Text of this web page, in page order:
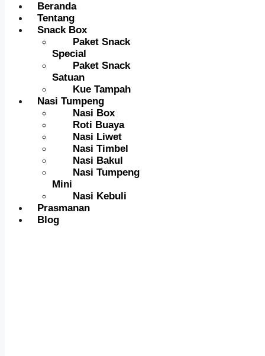
Beranda
Tentang
Snack Box
Paket Snack
Special
Paket Snack
Satuan
Kue Tampah
Nasi Tumpeng
Nasi Box
Roti Buaya
Nasi Liwet
Nasi Timbel
Nasi Bakul
Nasi Tumpeng
Mini
Nasi Kebuli
Prasmanan
Blog